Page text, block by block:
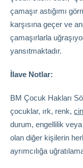
çamaşır astığımı
karşısına geçer ve
çamaşırlarla
yansıtmaktadır.
İlave Notlar:
BM Çocuk Hakları
çocuklar, ırk, renk,
durum, engellilik veya
olan diğer kişilerin
ayrımcılığa